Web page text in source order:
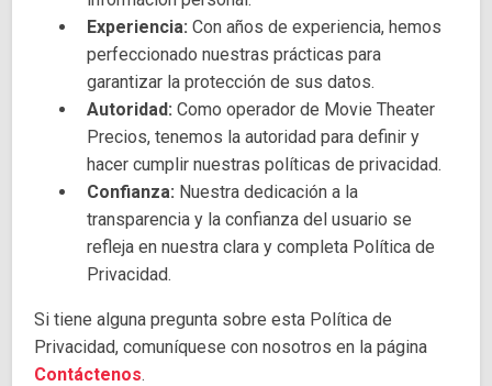
Experiencia: Con años de experiencia, hemos
perfeccionado nuestras prácticas para
garantizar la protección de sus datos.
Autoridad: Como operador de Movie Theater
Precios, tenemos la autoridad para definir y
hacer cumplir nuestras políticas de privacidad.
Confianza: Nuestra dedicación a la
transparencia y la confianza del usuario se
refleja en nuestra clara y completa Política de
Privacidad.
Si tiene alguna pregunta sobre esta Política de
Privacidad, comuníquese con nosotros en la página
Contáctenos.